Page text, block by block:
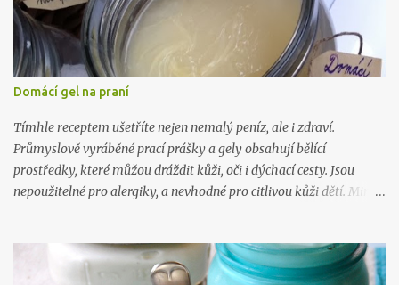
Domácí gel na praní
Tímhle receptem ušetříte nejen nemalý peníz, ale i zdraví.
Průmyslově vyráběné prací prášky a gely obsahují bělící
prostředky, které můžou dráždit kůži, oči i dýchací cesty. Jsou
nepoužitelné pro alergiky, a nevhodné pro citlivou kůži dětí. Mimo
potřebovat: 1 mýdlo na praní ( Marsejské , Jelen) 300 gr práškové
sody na praní (seženete ZDE ) 15 kapek esenciálního oleje dle